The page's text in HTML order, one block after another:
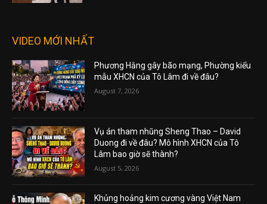
VIDEO MỚI NHẤT
Phương Hằng gây bão mạng, Phường kiểu
mẫu XHCN của Tô Lâm đi về đâu?
August 7, 2026
Vụ án tham nhũng Sheng Thao – David
Duong đi về đâu? Mô hình XHCN của Tô
Lâm bao giờ sẽ thành?
August 5, 2026
Khủng hoảng kim cương vàng Việt Nam